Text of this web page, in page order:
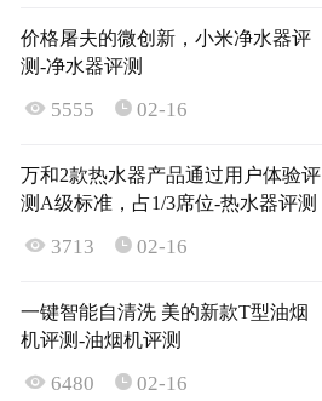
价格屠夫的微创新，小米净水器评
测-净水器评测
 5555  02-16
万和2款热水器产品通过用户体验评
测A级标准，占1/3席位-热水器评测
 3713  02-16
一键智能自清洗 美的新款T型油烟
机评测-油烟机评测
 6480  02-16